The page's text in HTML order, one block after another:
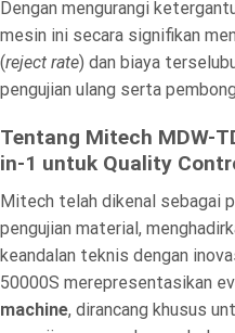
Dengan mengurangi
mesin ini secara signifikan
(reject rate) dan biaya
pengujian ulang serta
Tentang Mitech MDW-
in-1 untuk Quality
Mitech telah dikenal sebagai
pengujian material,
keandalan teknis dengan
50000S merepresentasikan
machine, dirancang khusus